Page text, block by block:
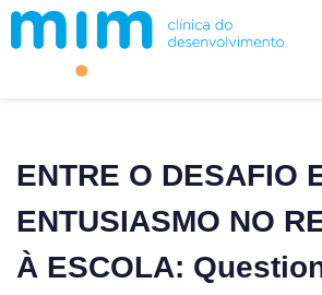
ENTRE O DESAFIO
ENTUSIASMO NO
À ESCOLA: